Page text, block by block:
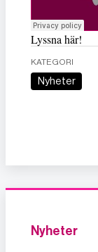
Lyssna här!
KATEGORI
Nyheter
Nyheter